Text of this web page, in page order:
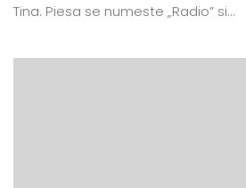
Tina. Piesa se numeste „Radio” si…